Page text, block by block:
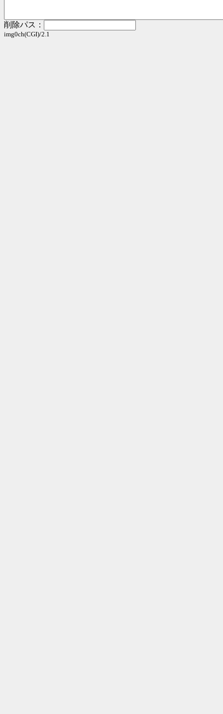
削除パス：
img0ch(CGI)/2.1